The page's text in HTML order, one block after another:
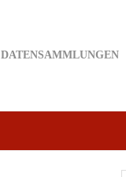
DATENSAMMLUNGEN